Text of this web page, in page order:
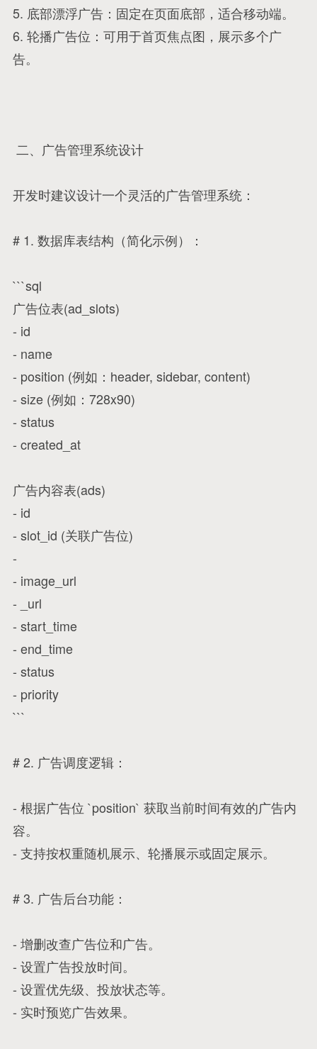
5. 底部漂浮广告：固定在页面底部，适合移动端。
6. 轮播广告位：可用于首页焦点图，展示多个广
告。
二、广告管理系统设计
开发时建议设计一个灵活的广告管理系统：
# 1. 数据库表结构（简化示例）：
```sql
广告位表(ad_slots)
- id
- name
- position (例如：header, sidebar, content)
- size (例如：728x90)
- status
- created_at
广告内容表(ads)
- id
- slot_id (关联广告位)
-
- image_url
- _url
- start_time
- end_time
- status
- priority
```
# 2. 广告调度逻辑：
- 根据广告位 `position` 获取当前时间有效的广告内
容。
- 支持按权重随机展示、轮播展示或固定展示。
# 3. 广告后台功能：
- 增删改查广告位和广告。
- 设置广告投放时间。
- 设置优先级、投放状态等。
- 实时预览广告效果。